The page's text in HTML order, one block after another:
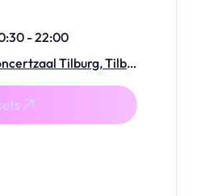
- 22:00
Tilburg, Tilbu